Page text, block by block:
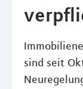
sind seit